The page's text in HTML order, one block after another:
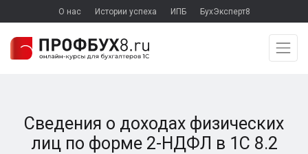
О нас Истории успеха ИПБ БухЭксперт8
Сведения о доходах физических
лиц по форме 2-НДФЛ в 1С 8.2